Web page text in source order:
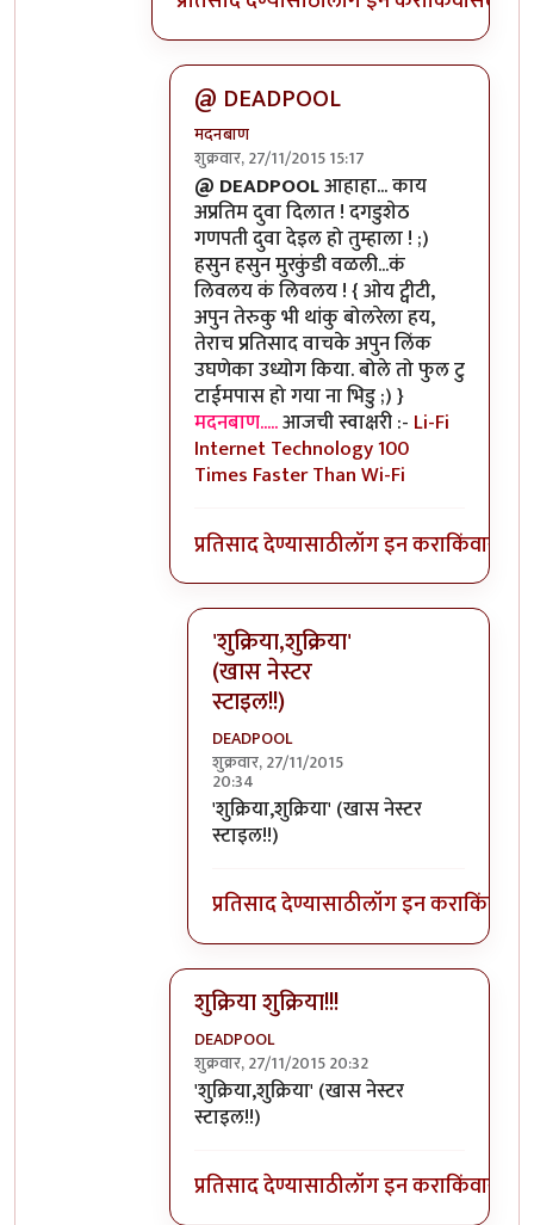
@ DEADPOOL
मदनबाण
शुक्रवार, 27/11/2015 15:17
In reply toवा तुमच्यामुळे मी इतका विनोदी
@ DEADPOOLआहाहा... काय
अप्रतिम दुवा दिलात ! दगडुशेठ
गणपती दुवा देइल हो तुम्हाला ! ;)
हसुन हसुन मुरकुंडी वळली...कं
लिवलय कं लिवलय ! { ओय ट्वीटी,
अपुन तेरुकु भी थांकु बोलरेला हय,
तेराच प्रतिसाद वाचके अपुन लिंक
उघणेका उध्योग किया. बोले तो फुल टु
टाईमपास हो गया ना भिडु ;) }
मदनबाण.....आजची स्वाक्षरी :- Li-Fi
Internet Technology 100
Times Faster Than Wi-Fi
प्रतिसाद देण्यासाठीलॉग इन कराकिंवा
'शुक्रिया,शुक्रिया'
(खास नेस्टर
स्टाइल!!)
DEADPOOL
शुक्रवार, 27/11/2015
20:34
In reply to@ DEADPOOL
'शुक्रिया,शुक्रिया' (खास नेस्टर
स्टाइल!!)
प्रतिसाद देण्यासाठीलॉग इन कराकिंवा
शुक्रिया शुक्रिया!!!
DEADPOOL
शुक्रवार, 27/11/2015 20:32
In reply toवा तुमच्यामुळे मी इतका विनोदी
'शुक्रिया,शुक्रिया' (खास नेस्टर
स्टाइल!!)
प्रतिसाद देण्यासाठीलॉग इन कराकिंवा